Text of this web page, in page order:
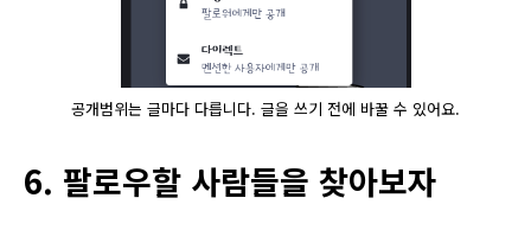
공개범위는 글마다 다릅니다. 글을 쓰기 전에 바꿀 수 있어요.
6. 팔로우할 사람들을 찾아보자